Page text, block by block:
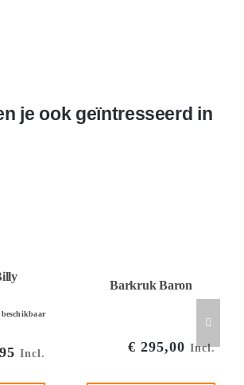
je ook geïntresseerd in
Incl.
Barkruk Baron
€ 295,00 Incl.